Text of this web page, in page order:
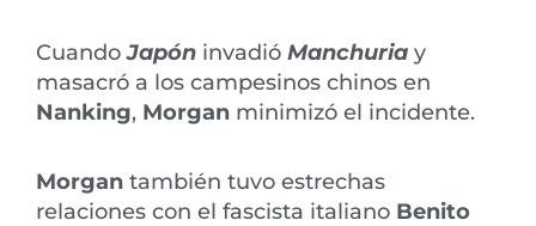
CuandoJapón invadió Manchuria y
masacró a los campesinos chinos en
Nanking, Morgan minimizó el incidente.
Morgan también tuvo estrechas
relaciones con el fascista italiano Benito